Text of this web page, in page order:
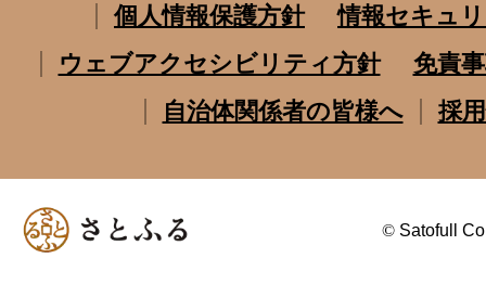
個人情報保護方針
情報セキュ
ウェブアクセシビリティ方針
免責
自治体関係者の皆様へ
採
© Satofull